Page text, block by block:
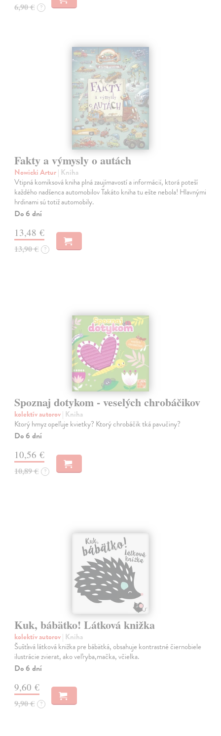
6,90 € ?
Fakty a výmysly o autách
Nowicki Artur| Kniha
Vtipná komiksová kniha plná zaujímavostí a informácií, ktorá poteší
každého nadšenca automobilov Takáto kniha tu ešte nebola! Hlavnými
hrdinami sú totiž automobily.
Do 6 dní
13,48 €
13,90 € ?
Spoznaj dotykom - veselých chrobáčikov
kolektív autorov| Kniha
Ktorý hmyz opeľuje kvietky? Ktorý chrobáčik tká pavučiny?
Do 6 dní
10,56 €
10,89 € ?
Kuk, bábätko! Látková knižka
kolektív autorov| Kniha
Šušťavá látková knižka pre bábätká, obsahuje kontrastné čiernobiele
ilustrácie zvierat, ako veľryba,mačka, včielka.
Do 6 dní
9,60 €
9,90 € ?